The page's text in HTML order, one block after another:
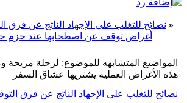
« نصائح للتغلب على الإجهاد الناتج عن فرق
أغراض توقف عن اصطحابها عند حزم
المواضيع المتشابهه للموضوع: لرحلة
هذه الأغراض العملية يشتريها عشاق السفر
نصائح للتغلب على الإجهاد الناتج عن فرق